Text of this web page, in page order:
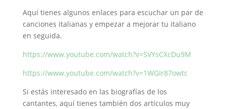
Aquí tienes algunos enlaces para escuchar un par de
canciones italianas y empezar a mejorar tu italiano
en seguida.
https://www.youtube.com/watch?v=SVYsCXcDu9M
https://www.youtube.com/watch?v=1WGIr87owtc
Si estás interesado en las biografías de los
cantantes, aquí tienes también dos artículos muy